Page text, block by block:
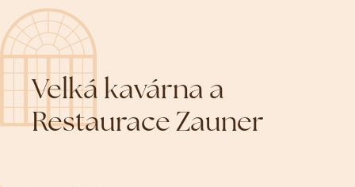
Velká kavárna a
Restaurace Zauner